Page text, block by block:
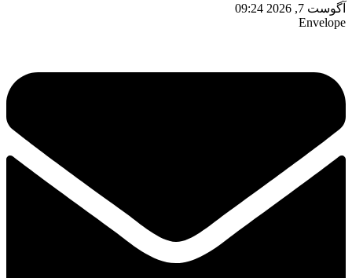
آگوست 7, 2026 09:24
Envelope